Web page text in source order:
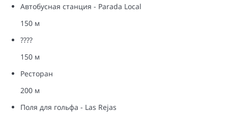
Автобусная станция - Parada Local
150 м
????
150 м
Ресторан
200 м
Поля для гольфа - Las Rejas